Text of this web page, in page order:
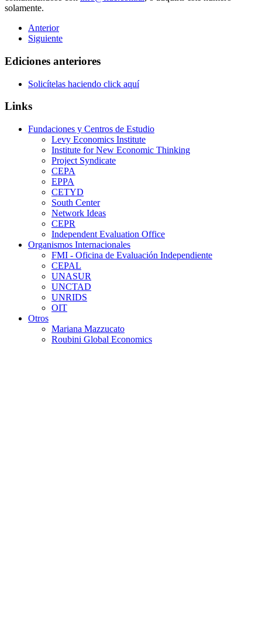
solamente.
Anterior
Siguiente
Ediciones anteriores
Solicítelas haciendo click aquí
Links
Fundaciones y Centros de Estudio
Levy Economics Institute
Institute for New Economic Thinking
Project Syndicate
CEPA
EPPA
CETYD
South Center
Network Ideas
CEPR
Independent Evaluation Office
Organismos Internacionales
FMI - Oficina de Evaluación Independiente
CEPAL
UNASUR
UNCTAD
UNRIDS
OIT
Otros
Mariana Mazzucato
Roubini Global Economics